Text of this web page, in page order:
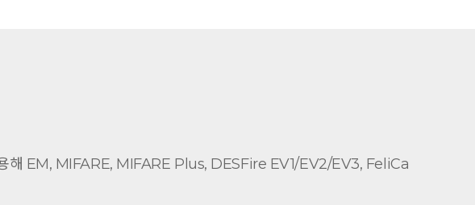
해 EM, MIFARE, MIFARE Plus, DESFire EV1/EV2/EV3, FeliCa